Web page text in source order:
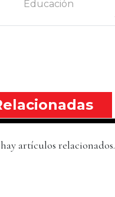
Educación
artículos relacionados.